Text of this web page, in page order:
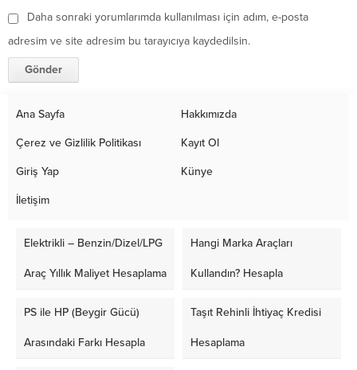
Daha sonraki yorumlarımda kullanılması için adım, e-posta
adresim ve site adresim bu tarayıcıya kaydedilsin.
Ana Sayfa Hakkımızda
Çerez ve Gizlilik Politikası Kayıt Ol
Giriş Yap Künye
İletişim
Elektrikli – Benzin/Dizel/LPG
Araç Yıllık Maliyet Hesaplama
Hangi Marka Araçları
Kullandın? Hesapla
PS ile HP (Beygir Gücü)
Arasındaki Farkı Hesapla
Taşıt Rehinli İhtiyaç Kredisi
Hesaplama